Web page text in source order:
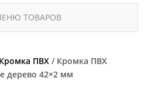
ТОВАРОВ
Кромка ПВХ / Кромка ПВХ
дерево 42×2 мм